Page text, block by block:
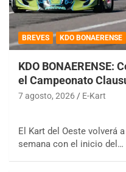
BREVES KDO BONAERENSE
KDO BONAERENSE:
el Campeonato
7 agosto, 2026 E-Kart
El Kart del Oeste volverá
semana con el inicio del…